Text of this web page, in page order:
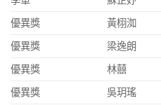
優異獎
黃栩洳
優異獎
梁逸朗
優異獎
林囍
優異獎
吳玥瑤